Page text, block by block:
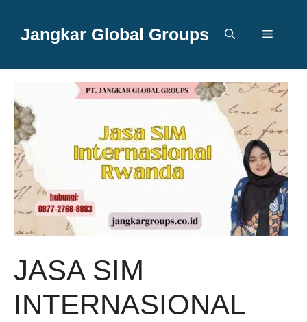
Jangkar Global Groups Menu
JASA SIM
INTERNASIONAL